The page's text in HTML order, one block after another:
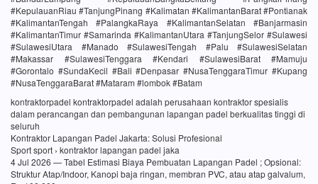
#KepulauanRiau #TanjungPinang #Kalimatan #KalimantanBarat #Pontianak
#KalimantanTengah #PalangkaRaya #KalimantanSelatan #Banjarmasin
#KalimantanTimur #Samarinda #KalimantanUtara #TanjungSelor #Sulawesi
#SulawesiUtara #Manado #SulawesiTengah #Palu #SulawesiSelatan
#Makassar #SulawesiTenggara #Kendari #SulawesiBarat #Mamuju
#Gorontalo #SundaKecil #Bali #Denpasar #NusaTenggaraTimur #Kupang
#NusaTenggaraBarat #Mataram #lombok #Batam
kontraktorpadel kontraktorpadel adalah perusahaan kontraktor spesialis
dalam perancangan dan pembangunan lapangan padel berkualitas tinggi di
seluruh
Kontraktor Lapangan Padel Jakarta: Solusi Profesional
Sport sport › kontraktor lapangan padel jaka
4 Jul 2026 — Tabel Estimasi Biaya Pembuatan Lapangan Padel ; Opsional:
Struktur Atap/Indoor, Kanopi baja ringan, membran PVC, atau atap galvalum,